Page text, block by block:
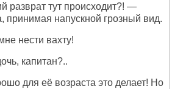
разврат тут происходит?! —
принимая напускной грозный вид.
нести вахту!
капитан?..
для её возраста это делает! Но